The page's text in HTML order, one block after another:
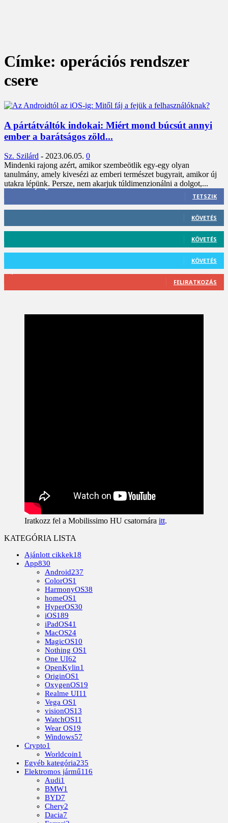
Címke: operációs rendszer
csere
A pártátváltók indokai: Miért mond búcsút annyi
ember a barátságos zöld...
Sz. Szilárd - 2023.06.05. 0
Mindenki rajong azért, amikor szembeötlik egy-egy olyan
tanulmány, amely kivesézi az emberi természet bugyrait, amikor új
utakra lépünk. Persze, nem akarjuk túldimenzionálni a dolgot,...
3,452 Rajongók
TETSZIK
KÖVETÉS
KÖVETÉS
KÖVETÉS
FELIRATKOZÁS
Iratkozz fel a Mobilissimo HU csatornára itt.
KATEGÓRIA LISTA
Ajánlott cikkek18
App830
Android237
ColorOS1
HarmonyOS38
homeOS1
HyperOS30
iOS189
iPadOS41
MacOS24
MagicOS10
Nothing OS1
One UI62
OpenKylin1
OriginOS1
OxygenOS19
Realme UI11
Vega OS1
visionOS13
WatchOS11
Wear OS19
Windows57
Crypto1
Worldcoin1
Egyéb kategória235
Elektromos jármű116
Audi1
BMW1
BYD7
Chery2
Dacia7